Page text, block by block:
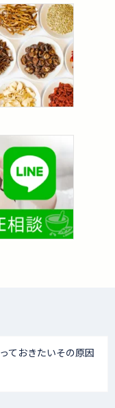
ておきたいその原因